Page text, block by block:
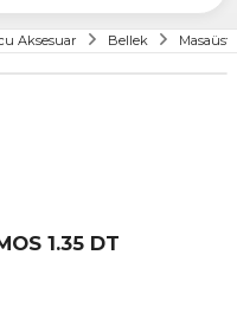
Aksesuar Bellek
1.35 DT